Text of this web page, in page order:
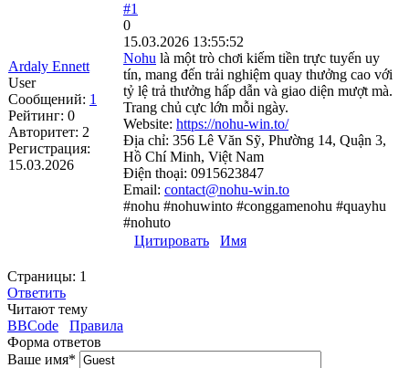
Ardaly Ennett
User
Сообщений: 1
Рейтинг: 0
Авторитет: 2
Регистрация:
15.03.2026
#1
0
15.03.2026 13:55:52
Nohu là một trò chơi kiếm tiền trực tuyến uy
tín, mang đến trải nghiệm quay thưởng cao với
tỷ lệ trả thưởng hấp dẫn và giao diện mượt mà.
Trang chủ cực lớn mỗi ngày.
Website: https://nohu-win.to/
Địa chỉ: 356 Lê Văn Sỹ, Phường 14, Quận 3,
Hồ Chí Minh, Việt Nam
Điện thoại: 0915623847
Email: contact@nohu-win.to
#nohu #nohuwinto #conggamenohu #quayhu
#nohuto
Цитировать
Имя
Страницы: 1
Ответить
Читают тему
BBCode
Правила
Форма ответов
Ваше имя*